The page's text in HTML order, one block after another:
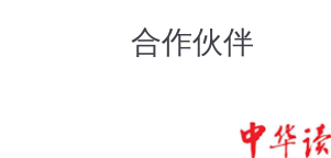
合作伙伴